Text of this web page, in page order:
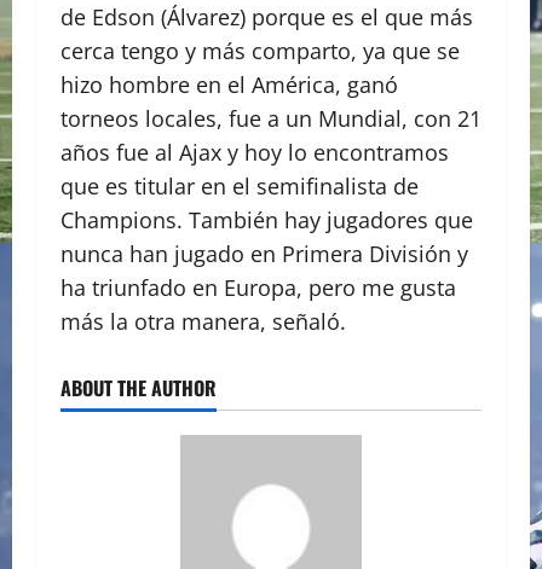
de Edson (Álvarez) porque es el que más
cerca tengo y más comparto, ya que se
hizo hombre en el América, ganó
torneos locales, fue a un Mundial, con 21
años fue al Ajax y hoy lo encontramos
que es titular en el semifinalista de
Champions. También hay jugadores que
nunca han jugado en Primera División y
ha triunfado en Europa, pero me gusta
más la otra manera, señaló.
ABOUT THE AUTHOR